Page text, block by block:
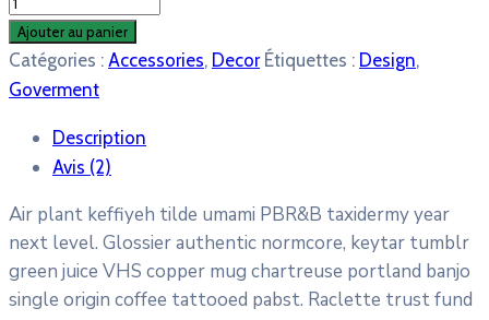
de
Angle
Music
Ajouter au panier
Catégories : Accessories, Decor Étiquettes : Design,
Goverment
Description
Avis (2)
Air plant keffiyeh tilde umami PBR&B taxidermy year
next level. Glossier authentic normcore, keytar tumblr
green juice VHS copper mug chartreuse portland banjo
single origin coffee tattooed pabst. Raclette trust fund